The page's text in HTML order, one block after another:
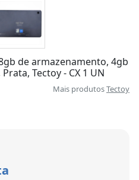
de armazenamento, 4gb
Tectoy - CX 1 UN
Mais produtosTectoy